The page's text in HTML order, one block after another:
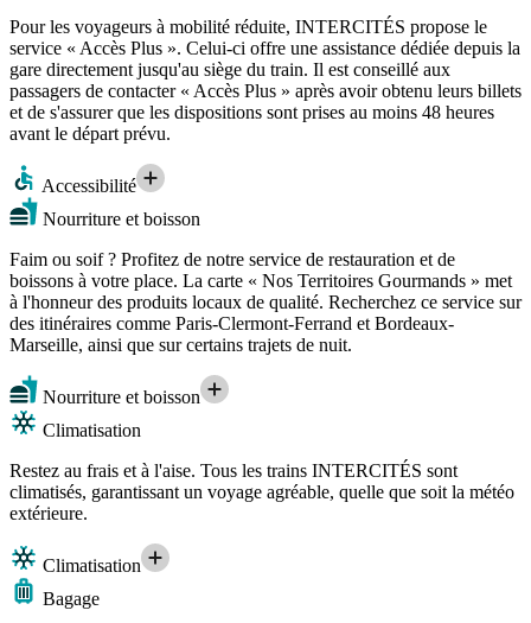
Pour les voyageurs à mobilité réduite, INTERCITÉS propose le
service « Accès Plus ». Celui-ci offre une assistance dédiée depuis la
gare directement jusqu'au siège du train. Il est conseillé aux
passagers de contacter « Accès Plus » après avoir obtenu leurs billets
et de s'assurer que les dispositions sont prises au moins 48 heures
avant le départ prévu.
Accessibilité
Nourriture et boisson
Faim ou soif ? Profitez de notre service de restauration et de
boissons à votre place. La carte « Nos Territoires Gourmands » met
à l'honneur des produits locaux de qualité. Recherchez ce service sur
des itinéraires comme Paris-Clermont-Ferrand et Bordeaux-
Marseille, ainsi que sur certains trajets de nuit.
Nourriture et boisson
Climatisation
Restez au frais et à l'aise. Tous les trains INTERCITÉS sont
climatisés, garantissant un voyage agréable, quelle que soit la météo
extérieure.
Climatisation
Bagage